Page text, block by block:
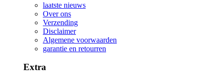
laatste nieuws
Over ons
Verzending
Disclaimer
Algemene voorwaarden
garantie en retourren
Extra